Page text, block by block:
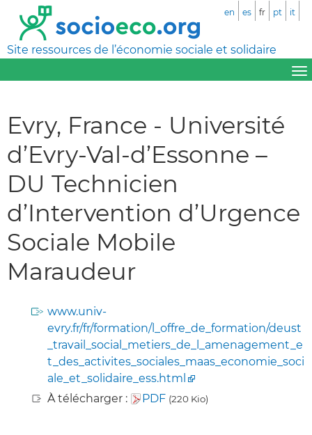
Site ressources de l’économie sociale et solidaire
en es fr pt it
Evry, France - Université
d’Evry-Val-d’Essonne –
DU Technicien
d’Intervention d’Urgence
Sociale Mobile
Maraudeur
www.univ-
evry.fr/fr/formation/l_offre_de_formation/deust
_travail_social_metiers_de_l_amenagement_e
t_des_activites_sociales_maas_economie_soci
ale_et_solidaire_ess.html
À télécharger :
PDF (220 Kio)